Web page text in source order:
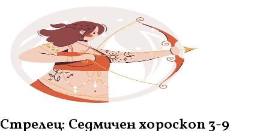
Стрелец: Седмичен хороскоп 3-9